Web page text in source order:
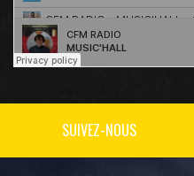
SUIVEZ-NOUS